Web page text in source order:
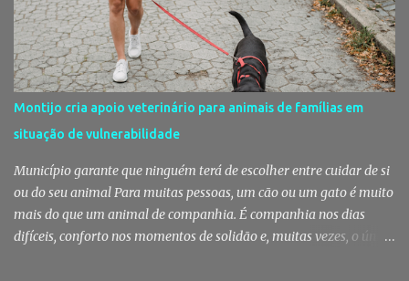
continua a ser muito mais do que um mercado: é um dos maiores
símbolos da identidade setubalense. Mercado celebrou 150 anos
no último dia de Julho Foi considerado pela revista norte-
americana USA Today um dos melhores mercados de peixe do
mundo. Mas, para os setubalenses, o Mercado do Livramento vale
muito mais do que qualquer distinção internacional. O Mercado do
Livramento assinalou, no dia 31 de Julho, os 150 anos de existência
com uma cerimónia comemorativa na qual a Câmara Municipal
de Setúbal desta...
Montijo cria apoio veterinário para animais de famílias em
situação de vulnerabilidade
Município garante que ninguém terá de escolher entre cuidar de si
ou do seu animal Para muitas pessoas, um cão ou um gato é muito
mais do que um animal de companhia. É companhia nos dias
difíceis, conforto nos momentos de solidão e, muitas vezes, o único